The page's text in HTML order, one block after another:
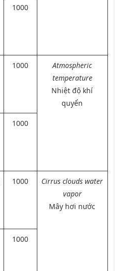
1000
1000
Atmospheric
temperature
Nhiệt độ khí
quyển
1000
1000
Cirrus clouds water
vapor
Mây hơi nước
1000